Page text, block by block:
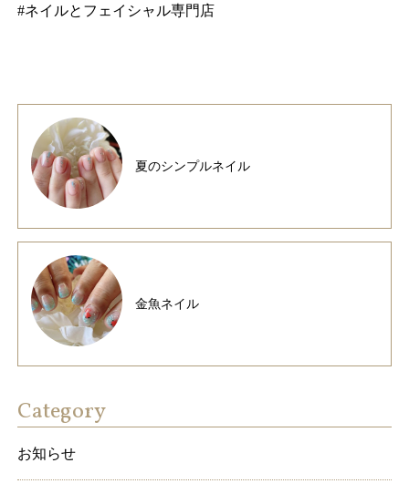
#ネイルとフェイシャル専門店
夏のシンプルネイル
金魚ネイル
Category
お知らせ